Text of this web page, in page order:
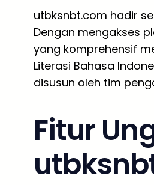
utbksnbt.com hadir
Dengan mengakses
yang komprehensif
Literasi Bahasa
disusun oleh tim
Fitur